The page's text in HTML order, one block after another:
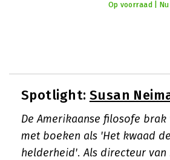
Op voorraad |
Spotlight: Susan
De Amerikaanse filosofe
met boeken als 'Het kwaad
helderheid'. Als directeur van